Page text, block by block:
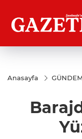
Anasayfa GÜNDEM